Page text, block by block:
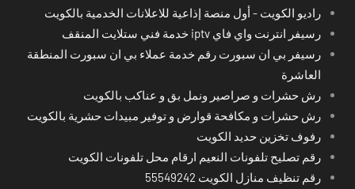
راديو الكويت - أول منصة إذاعية للاعلانات الخدمية بالكويت
رسيفر انترنت واي فاي iptv خدمة فني ستلايت المنقف
رسيفر بي ان سبورت رقم خدمة عملاء بي ان سبورت المنطقة
العاشرة
رش حشرات و صراصير ونمل بق و عناكب بالكويت
رش حشرات و مكافحة قوارض و توفير مبيدات حشرية بالكويت
رفوف تخزين حديد الكويت
رقم تصليح تلفونات النعيم ارقام محل تلفونات الكويت
رقم تنظيف منازل الكويت 55549242